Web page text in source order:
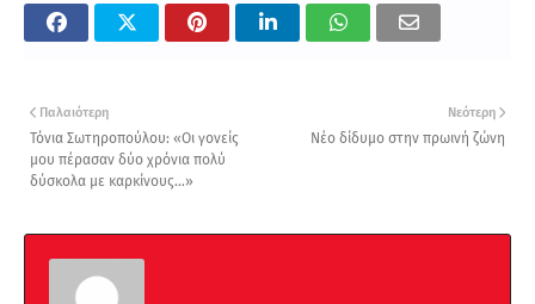
Νεότερη
Νέο δίδυμο στην πρωινή ζώνη
Παλαιότερη
Τόνια Σωτηροπούλου: «Οι γονείς
μου πέρασαν δύο χρόνια πολύ
δύσκολα με καρκίνους…»